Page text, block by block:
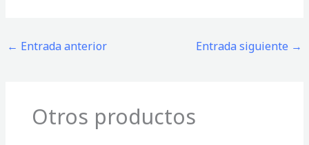
← Entrada anterior Entrada siguiente →
Otros productos